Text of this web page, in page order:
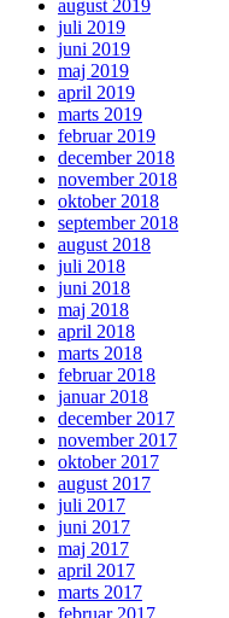
august 2019
juli 2019
juni 2019
maj 2019
april 2019
marts 2019
februar 2019
december 2018
november 2018
oktober 2018
september 2018
august 2018
juli 2018
juni 2018
maj 2018
april 2018
marts 2018
februar 2018
januar 2018
december 2017
november 2017
oktober 2017
august 2017
juli 2017
juni 2017
maj 2017
april 2017
marts 2017
februar 2017